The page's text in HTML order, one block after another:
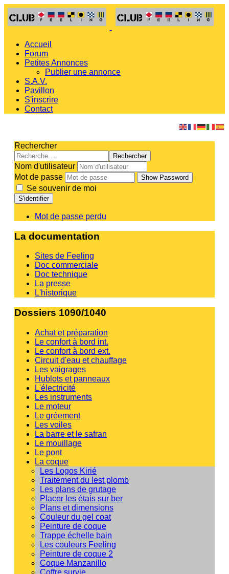
Accueil
Forum
Petites Annonces
Publier une annonce
S.A.V.
Pavillon
S'inscrire
Contact
Rechercher
Rechercher
Nom d'utilisateur
Mot de passe
Show Password
Se souvenir de moi
S'identifier
Mot de passe perdu
La documentation
Sites de Feeling
Doc commerciale
Doc technique
La presse
L'historique
Dossiers 1090/1040
Achat et préparation
Le confort à bord int.
Le confort à bord ext.
Circuit d'eau et chauffage
Les vaigrages
Hublots et panneaux
L'électricité
Les instruments
Le moteur
Le gréement
Les voiles
La barre et le safran
Le mouillage
Le pont
La coque
Les Logos Kirié
Traitement du lest plomb
Les plans de grutage
Placer les étais sur ber
Plans et dimensions
Couleur du gel coat
Peinture de coque
Trappe échelle bain
Les couleurs Feeling
Peinture de coque 2
Coque Manzanillo
Coffre survie